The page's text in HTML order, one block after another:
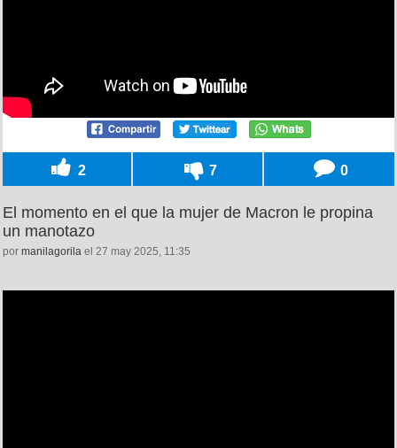
2 7 0
El momento en el que la mujer de Macron le propina
un manotazo
por manilagorila el 27 may 2025, 11:35